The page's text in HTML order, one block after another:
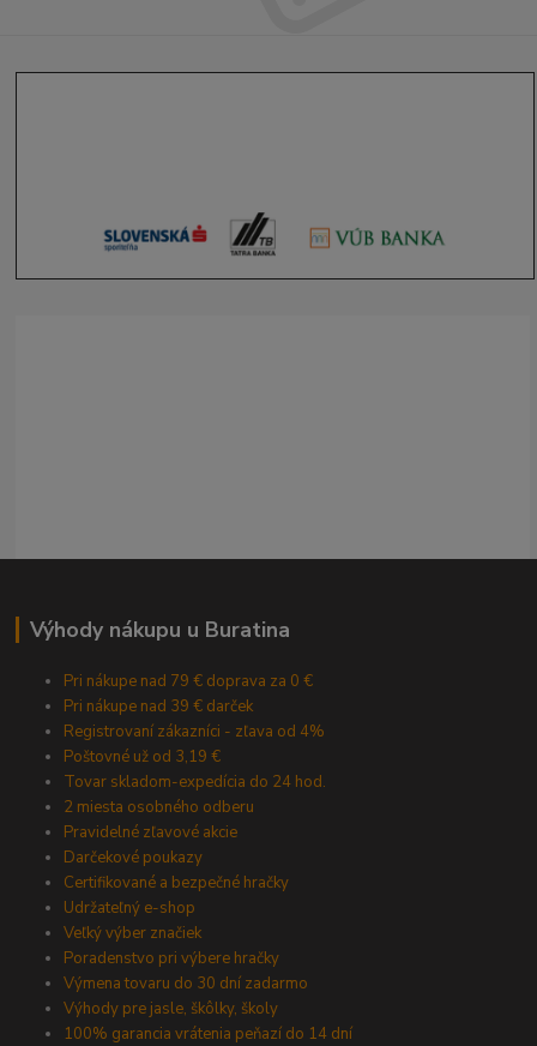
Výhody nákupu u Buratina
Pri nákupe nad 79 € doprava za 0 €
Pri nákupe nad 39 € darček
Registrovaní zákazníci - zľava od 4%
Poštovné už od 3,19 €
Tovar skladom-expedícia do 24 hod.
2 miesta osobného odberu
Pravidelné zľavové akcie
Darčekové poukazy
Certifikované a bezpečné hračky
Udržateľný e-shop
Veľký výber značiek
Poradenstvo pri výbere hračky
Výmena tovaru do 30 dní zadarmo
Výhody pre jasle, škôlky, školy
100% garancia vrátenia peňazí do 14 dní